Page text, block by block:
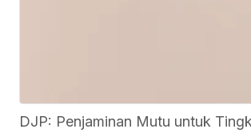
DJP: Penjaminan Mutu untuk